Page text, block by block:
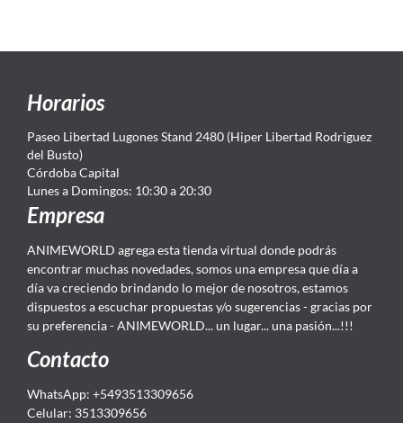
Horarios
Paseo Libertad Lugones Stand 2480 (Hiper Libertad Rodriguez
del Busto)
Córdoba Capital
Lunes a Domingos: 10:30 a 20:30
Empresa
ANIMEWORLD agrega esta tienda virtual donde podrás
encontrar muchas novedades, somos una empresa que día a
día va creciendo brindando lo mejor de nosotros, estamos
dispuestos a escuchar propuestas y/o sugerencias - gracias por
su preferencia - ANIMEWORLD... un lugar... una pasión...!!!
Contacto
WhatsApp: +5493513309656
Celular: 3513309656